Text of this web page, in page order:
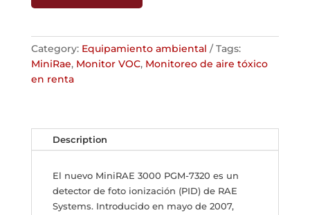
Category: Equipamiento ambiental
Tags:
MiniRae, Monitor VOC, Monitoreo de aire tóxico
en renta
Description
El nuevo MiniRAE 3000 PGM-7320 es un
detector de foto ionización (PID) de RAE
Systems. Introducido en mayo de 2007,